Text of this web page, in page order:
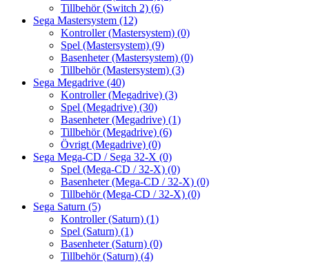
Tillbehör (Switch 2) (6)
Sega Mastersystem (12)
Kontroller (Mastersystem) (0)
Spel (Mastersystem) (9)
Basenheter (Mastersystem) (0)
Tillbehör (Mastersystem) (3)
Sega Megadrive (40)
Kontroller (Megadrive) (3)
Spel (Megadrive) (30)
Basenheter (Megadrive) (1)
Tillbehör (Megadrive) (6)
Övrigt (Megadrive) (0)
Sega Mega-CD / Sega 32-X (0)
Spel (Mega-CD / 32-X) (0)
Basenheter (Mega-CD / 32-X) (0)
Tillbehör (Mega-CD / 32-X) (0)
Sega Saturn (5)
Kontroller (Saturn) (1)
Spel (Saturn) (1)
Basenheter (Saturn) (0)
Tillbehör (Saturn) (4)